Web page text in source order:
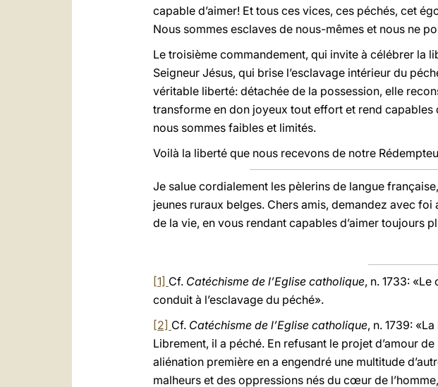
capable d’aimer! Et tous ces vices, ces péchés, cet
Nous sommes esclaves de nous-mêmes et nous ne
Le troisième commandement, qui invite à célébrer la
Seigneur Jésus, qui brise l’esclavage intérieur du
véritable liberté: détachée de la possession, elle
transforme en don joyeux tout effort et rend capables
nous sommes faibles et limités.
Voilà la liberté que nous recevons de notre
Je salue cordialement les pèlerins de langue
jeunes ruraux belges. Chers amis, demandez avec
de la vie, en vous rendant capables d’aimer toujours
[1] Cf. Catéchisme de l’Eglise catholique, n. 1733:
conduit à l’esclavage du péché».
[2] Cf. Catéchisme de l’Eglise catholique, n. 1739:
Librement, il a péché. En refusant le projet d’amour
aliénation première en a engendré une multitude
malheurs et des oppressions nés du cœur de